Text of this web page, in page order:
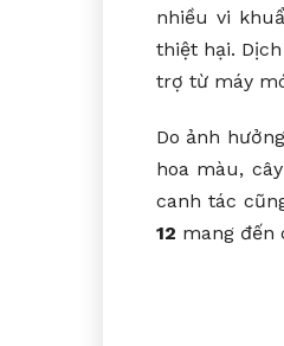
nhiều vi
thiệt hại.
trợ từ máy
Do ảnh
hoa màu,
canh tác
12 mang đến